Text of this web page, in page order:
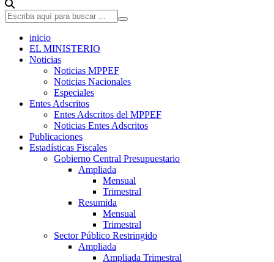
inicio
EL MINISTERIO
Noticias
Noticias MPPEF
Noticias Nacionales
Especiales
Entes Adscritos
Entes Adscritos del MPPEF
Noticias Entes Adscritos
Publicaciones
Estadísticas Fiscales
Gobierno Central Presupuestario
Ampliada
Mensual
Trimestral
Resumida
Mensual
Trimestral
Sector Público Restringido
Ampliada
Ampliada Trimestral